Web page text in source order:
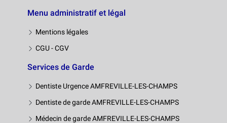
Menu administratif et légal
Mentions légales
CGU - CGV
Services de Garde
Dentiste Urgence AMFREVILLE-LES-CHAMPS
Dentiste de garde AMFREVILLE-LES-CHAMPS
Médecin de garde AMFREVILLE-LES-CHAMPS